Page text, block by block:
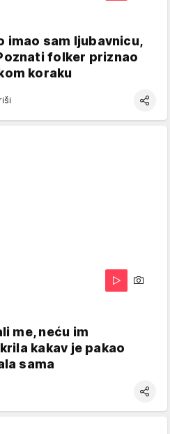
imao sam ljubavnicu,
folker priznao
koraku
me, neću im
kakav je pakao
sama